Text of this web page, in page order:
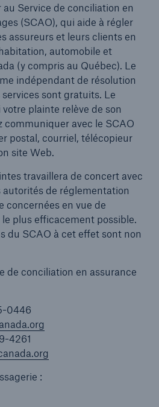
au Service de conciliation en
(SCAO), qui aide à régler
assureurs et leurs clients en
automobile et
(y compris au Québec). Le
indépendant de résolution
sont gratuits. Le
plainte relève de son
communiquer avec le SCAO
postal, courriel, télécopieur
site Web.
travaillera de concert avec
autorités de réglementation
concernées en vue de
plus efficacement possible.
du SCAO à cet effet sont non
de conciliation en assurance
0446
4261
: